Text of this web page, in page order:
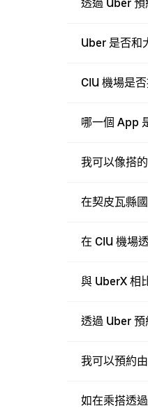
透過 Uber 預
Uber 是否和
CIU 機場是
哪一個 App
我可以像搭
在契皮瓦縣
在 CIU 機場
與 UberX 相
透過 Uber 預
我可以預約
如在乘搭透